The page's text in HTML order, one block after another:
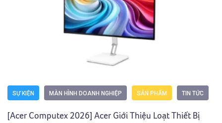
SỰ KIỆN MÀN HÌNH DOANH NGHIỆP SẢN PHẨM TIN TỨC
[Acer Computex 2026] Acer Giới Thiệu Loạt Thiết Bị